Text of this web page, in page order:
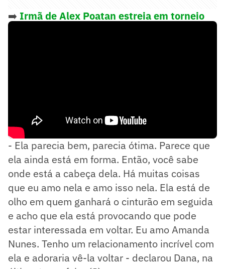
➡️ Irmã de Alex Poatan estreia em torneio
- Ela parecia bem, parecia ótima. Parece que
ela ainda está em forma. Então, você sabe
onde está a cabeça dela. Há muitas coisas
que eu amo nela e amo isso nela. Ela está de
olho em quem ganhará o cinturão em seguida
e acho que ela está provocando que pode
estar interessada em voltar. Eu amo Amanda
Nunes. Tenho um relacionamento incrível com
ela e adoraria vê-la voltar - declarou Dana, na